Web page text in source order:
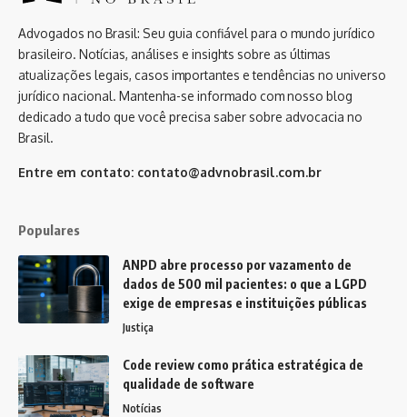
Advogados no Brasil: Seu guia confiável para o mundo jurídico
brasileiro. Notícias, análises e insights sobre as últimas
atualizações legais, casos importantes e tendências no universo
jurídico nacional. Mantenha-se informado com nosso blog
dedicado a tudo que você precisa saber sobre advocacia no
Brasil.
Entre em contato: contato@advnobrasil.com.br
Populares
ANPD abre processo por vazamento de
dados de 500 mil pacientes: o que a LGPD
exige de empresas e instituições públicas
Justiça
Code review como prática estratégica de
qualidade de software
Notícias